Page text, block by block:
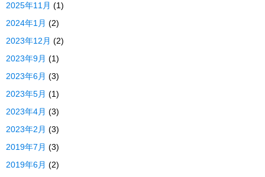
2025年11月 (1)
2024年1月 (2)
2023年12月 (2)
2023年9月 (1)
2023年6月 (3)
2023年5月 (1)
2023年4月 (3)
2023年2月 (3)
2019年7月 (3)
2019年6月 (2)